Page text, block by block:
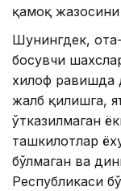
қамоқ
Шунингдек,
босувчи
хилоф равишда
жалб қилишга,
ўтказилмаган
ташкилотлар
бўлмаган ва
Республикаси